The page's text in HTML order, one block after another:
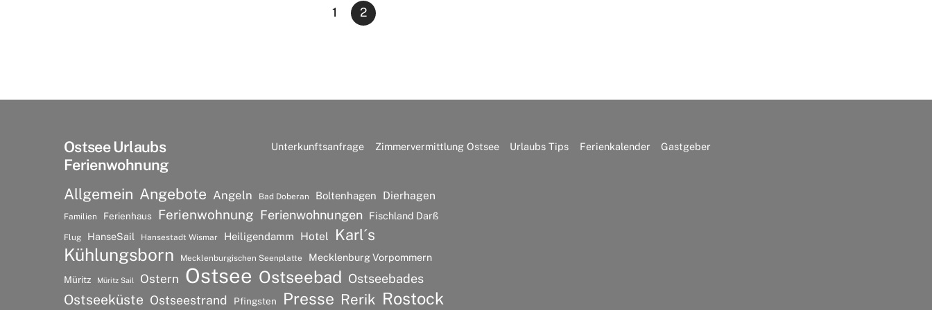
1 2
Ostsee Urlaubs
Ferienwohnung
Unterkunftsanfrage Zimmervermittlung Ostsee Urlaubs Tips Ferienkalender Gastgeber
Allgemein Angebote Angeln Bad Doberan Boltenhagen Dierhagen
Familien Ferienhaus Ferienwohnung Ferienwohnungen Fischland Darß
Flug HanseSail Hansestadt Wismar Heiligendamm Hotel Karl´s
Kühlungsborn Mecklenburgischen Seenplatte Mecklenburg Vorpommern
Müritz Müritz Sail Ostern Ostsee Ostseebad Ostseebades
Ostseeküste Ostseestrand Pfingsten Presse Rerik Rostock